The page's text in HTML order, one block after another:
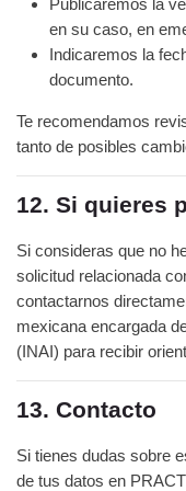
en su caso, en
Indicaremos la
documento.
Te recomendamos
tanto de posibles
12. Si quieres
Si consideras que no
solicitud relacionada
contactarnos
mexicana encargada
(INAI) para recibir
13. Contacto
Si tienes dudas sobre
de tus datos en